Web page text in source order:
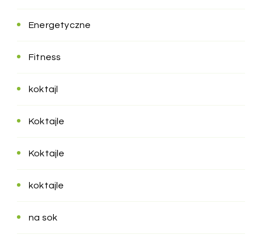
Energetyczne
Fitness
koktajl
Koktajle
Koktajle
koktajle
na sok